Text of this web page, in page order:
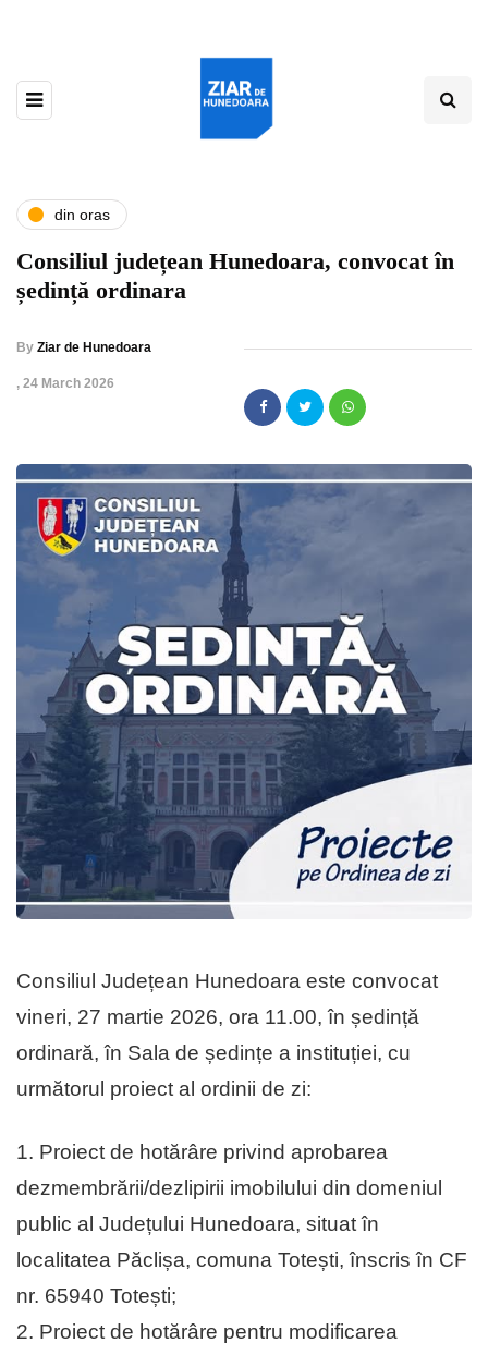
din oras
Consiliul județean Hunedoara, convocat în
ședință ordinara
By Ziar de Hunedoara
, 24 March 2026
Consiliul Județean Hunedoara este convocat
vineri, 27 martie 2026, ora 11.00, în ședință
ordinară, în Sala de ședințe a instituției, cu
următorul proiect al ordinii de zi:
1. Proiect de hotărâre privind aprobarea
dezmembrării/dezlipirii imobilului din domeniul
public al Județului Hunedoara, situat în
localitatea Păclișa, comuna Totești, înscris în CF
nr. 65940 Totești;
2. Proiect de hotărâre pentru modificarea